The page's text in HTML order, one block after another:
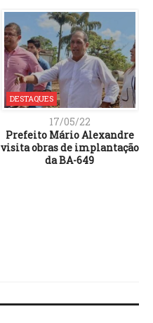
DESTAQUES
17/05/22
Prefeito Mário Alexandre
visita obras de implantação
da BA-649